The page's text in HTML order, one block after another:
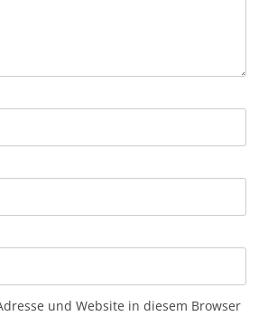
und Website in diesem Browser